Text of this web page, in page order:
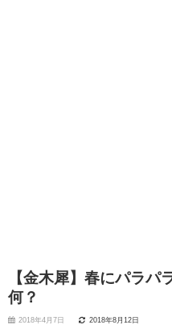
【金木犀】春にパラパ
何？
2018年4月7日 2018年8月12日